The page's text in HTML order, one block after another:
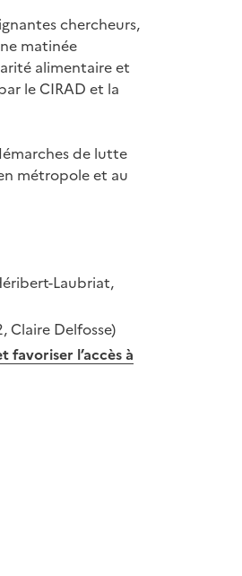
chercheurs,
matinée
alimentaire et
le CIRAD et la
de lutte
métropole et au
Laubriat,
Claire Delfosse)
l’accès à